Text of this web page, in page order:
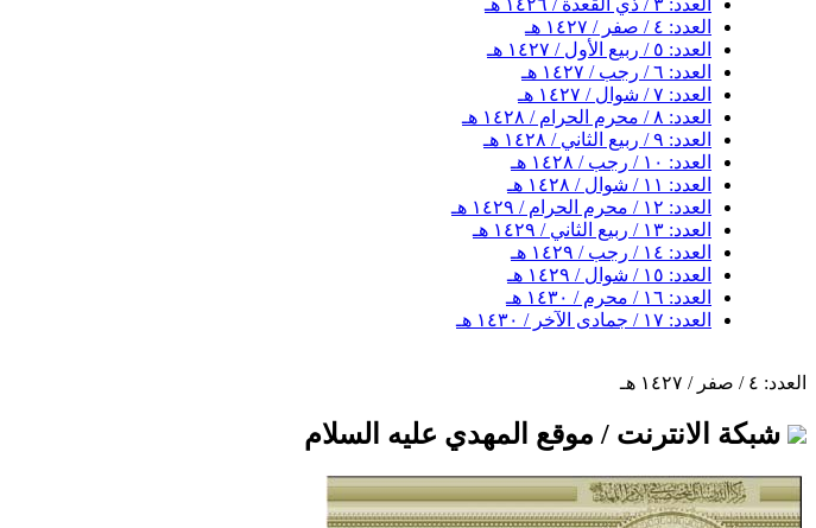
العدد: ٣ / ذي القعدة / ١٤٢٦ هـ
العدد: ٤ / صفر / ١٤٢٧ هـ
العدد: ٥ / ربيع الأول / ١٤٢٧ هـ
العدد: ٦ / رجب / ١٤٢٧ هـ
العدد: ٧ / شوال / ١٤٢٧ هـ
العدد: ٨ / محرم الحرام / ١٤٢٨ هـ
العدد: ٩ / ربيع الثاني / ١٤٢٨ هـ
العدد: ١٠ / رجب / ١٤٢٨ هـ
العدد: ١١ / شوال / ١٤٢٨ هـ
العدد: ١٢ / محرم الحرام / ١٤٢٩ هـ
العدد: ١٣ / ربيع الثاني / ١٤٢٩ هـ
العدد: ١٤ / رجب / ١٤٢٩ هـ
العدد: ١٥ / شوال / ١٤٢٩ هـ
العدد: ١٦ / محرم / ١٤٣٠ هـ
العدد: ١٧ / جمادى الآخر / ١٤٣٠ هـ
العدد: ٤ / صفر / ١٤٢٧ هـ
شبكة الانترنت / موقع المهدي عليه السلام